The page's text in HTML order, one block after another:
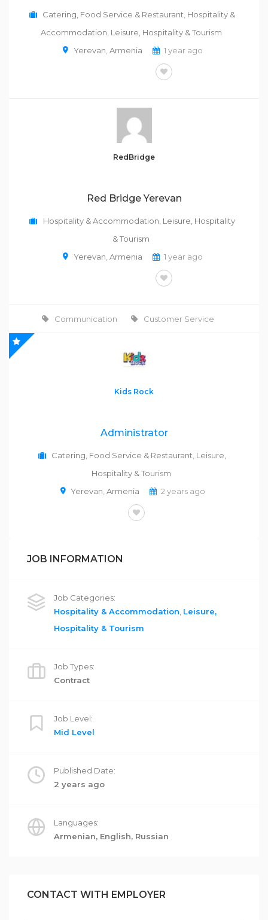
Catering, Food Service & Restaurant Hospitality &
Accommodation Leisure, Hospitality & Tourism
Yerevan Armenia 1 year ago
RedBridge
Red Bridge Yerevan
Hospitality & Accommodation Leisure, Hospitality
& Tourism
Yerevan Armenia 1 year ago
Communication Customer Service
Kids Rock
Administrator
Catering, Food Service & Restaurant Leisure,
Hospitality & Tourism
Yerevan Armenia 2 years ago
JOB INFORMATION
Job Categories:
Hospitality & Accommodation Leisure,
Hospitality & Tourism
Job Types:
Contract
Job Level:
Mid Level
Published Date:
2 years ago
Languages:
Armenian, English, Russian
CONTACT WITH EMPLOYER